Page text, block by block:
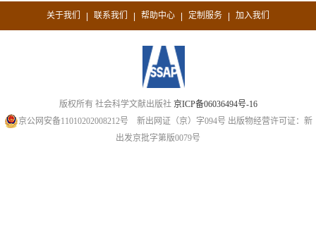
关于我们 | 联系我们 | 帮助中心 | 定制服务 | 加入我们
版权所有 社会科学文献出版社 京ICP备06036494号-16
京公网安备11010202008212号 新出网证（京）字094号 出版物经营许可证：新
出发京批字第版0079号